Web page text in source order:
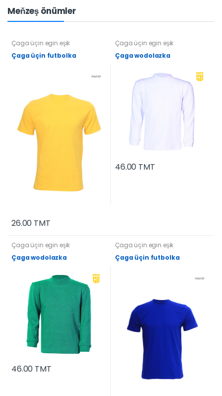
Meňzeş önümler
Çaga üçin egin eşik
Çaga üçin futbolka
26.00 TMT
Çaga üçin egin eşik
Çaga wodolazka
46.00 TMT
Çaga üçin egin eşik
Çaga wodolazka
46.00 TMT
Çaga üçin egin eşik
Çaga üçin futbolka